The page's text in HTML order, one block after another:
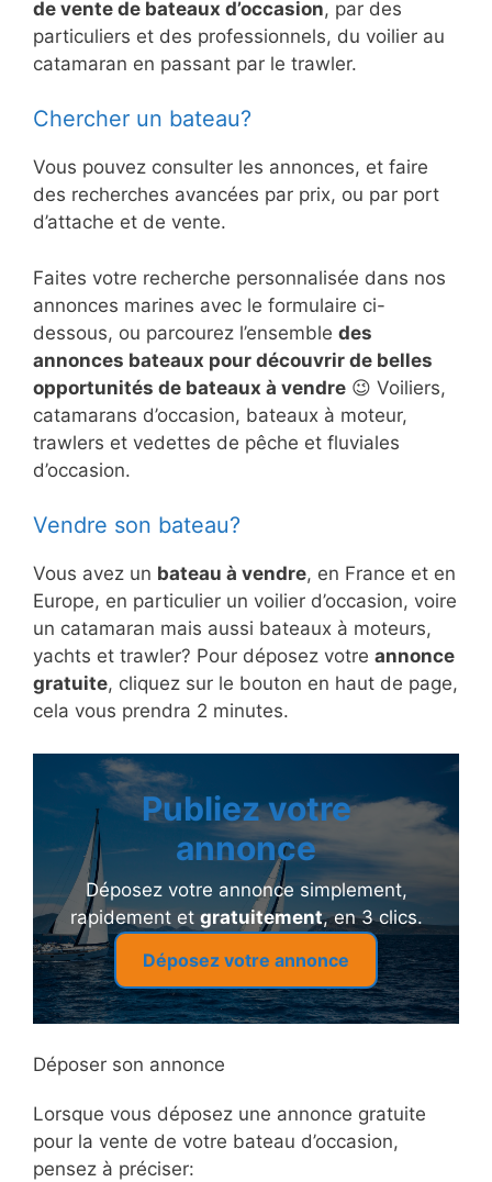
de vente de bateaux d’occasion, par des
particuliers et des professionnels, du voilier au
catamaran en passant par le trawler.
Chercher un bateau?
Vous pouvez consulter les annonces, et faire
des recherches avancées par prix, ou par port
d’attache et de vente.
Faites votre recherche personnalisée dans nos
annonces marines avec le formulaire ci-
dessous, ou parcourez l’ensemble des
annonces bateaux pour découvrir de belles
opportunités de bateaux à vendre 😉 Voiliers,
catamarans d’occasion, bateaux à moteur,
trawlers et vedettes de pêche et fluviales
d’occasion.
Vendre son bateau?
Vous avez un bateau à vendre, en France et en
Europe, en particulier un voilier d’occasion, voire
un catamaran mais aussi bateaux à moteurs,
yachts et trawler? Pour déposez votre annonce
gratuite, cliquez sur le bouton en haut de page,
cela vous prendra 2 minutes.
Publiez votre
annonce
Déposez votre annonce simplement,
rapidement et gratuitement, en 3 clics.
Déposez votre annonce
Déposer son annonce
Lorsque vous déposez une annonce gratuite
pour la vente de votre bateau d’occasion,
pensez à préciser: